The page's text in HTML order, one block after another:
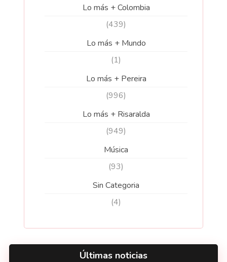
Lo más + Colombia
(439)
Lo más + Mundo
(1)
Lo más + Pereira
(996)
Lo más + Risaralda
(949)
Música
(93)
Sin Categoria
(4)
Últimas noticias